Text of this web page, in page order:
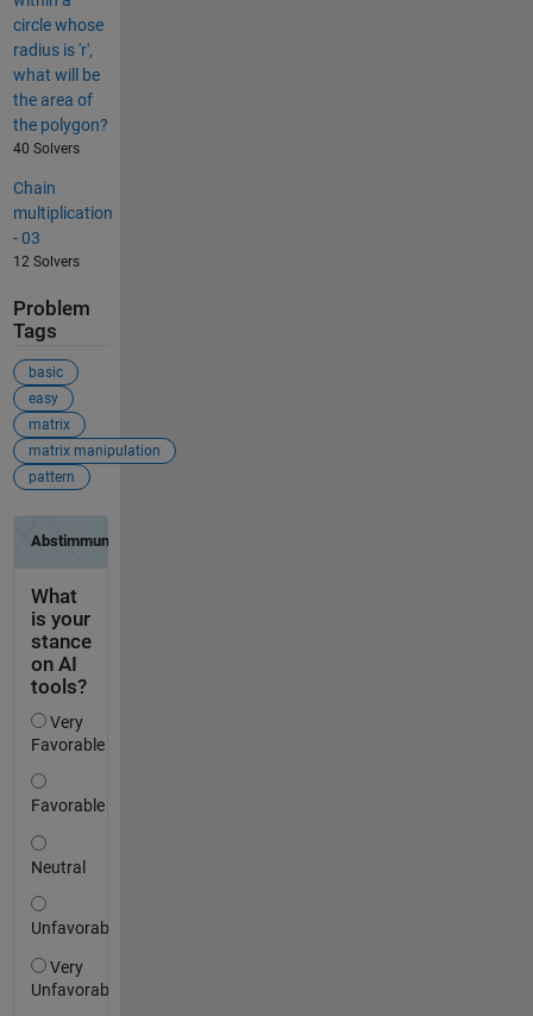
circle whose
radius is 'r',
what will be
the area of
the polygon?
40 Solvers
Chain
multiplication
- 03
12 Solvers
Problem
Tags
basic
easy
matrix
matrix manipulation
pattern